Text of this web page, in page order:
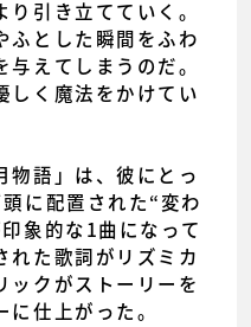
引き立てていく。
ふとした瞬間をふわ
えてしまうのだ。
しく魔法をかけてい
物語」は、彼にとっ
に配置された“変わ
象的な1曲になって
れた歌詞がリズミカ
ックがストーリーを
仕上がった。